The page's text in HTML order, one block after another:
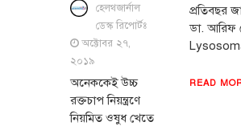
হেলথজার্নাল
ডেস্ক রিপোর্টঃ
অক্টোবর ২৭,
২০১৯
অনেককেই উচ্চ
রক্তচাপ নিয়ন্ত্রণে
নিয়মিত ওষুধ খেতে
প্রতিবছর
ডা. আরিফ
READ